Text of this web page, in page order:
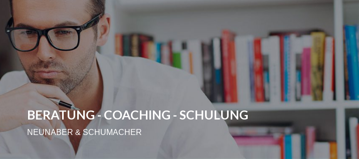
BERATUNG - COACHING - SCHULUNG
NEUNABER & SCHUMACHER